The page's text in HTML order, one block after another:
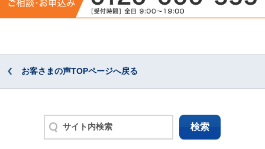
お客さまの声TOPページへ戻る